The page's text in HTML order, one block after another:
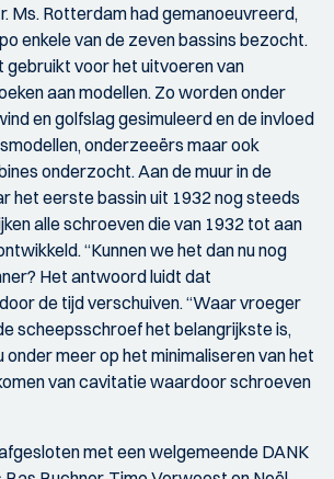
Ms. Rotterdam had gemanoeuvreerd,
enkele van de zeven bassins bezocht.
gebruikt voor het uitvoeren van
aan modellen. Zo worden onder
en golfslag gesimuleerd en de invloed
onderzeeërs maar ook
onderzocht. Aan de muur in de
het eerste bassin uit 1932 nog steeds
alle schroeven die van 1932 tot aan
“Kunnen we het dan nu nog
Het antwoord luidt dat
de tijd verschuiven. “Waar vroeger
scheepsschroef het belangrijkste is,
onder meer op het minimaliseren van het
van cavitatie waardoor schroeven
met een welgemeende DANK